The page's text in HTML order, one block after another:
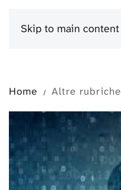
Skip to main content
Home Altre rubriche